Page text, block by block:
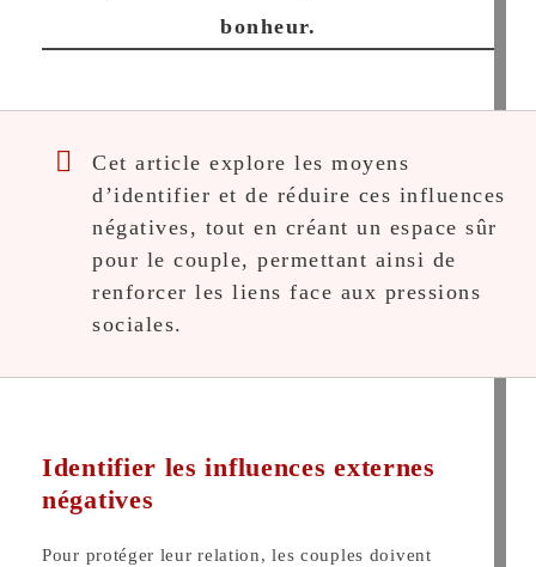
bonheur.
Cet article explore les moyens
d’identifier et de réduire ces influences
négatives, tout en créant un espace sûr
pour le couple, permettant ainsi de
renforcer les liens face aux pressions
sociales.
Identifier les influences externes
négatives
Pour protéger leur relation, les couples doivent